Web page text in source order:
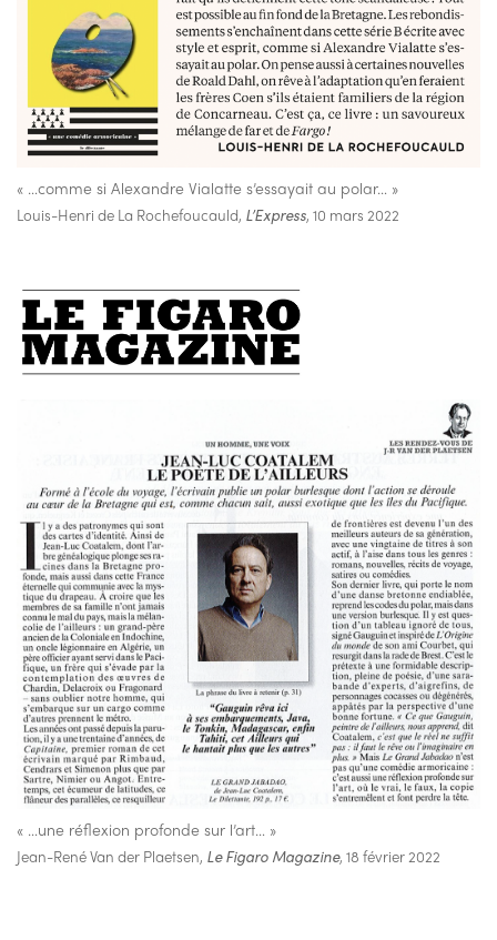
« …comme si Alexandre Vialatte s’essayait au polar… »
Louis-Henri de La Rochefoucauld, L’Express, 10 mars 2022
« …une réflexion profonde sur l’art… »
Jean-René Van der Plaetsen, Le Figaro Magazine, 18 février 2022